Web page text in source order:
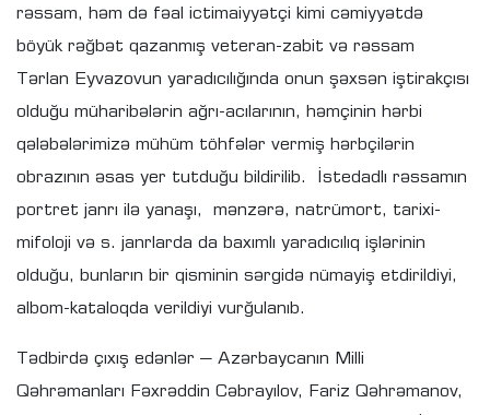
rəssam, həm də fəal ictimaiyyətçi kimi cəmiyyətdə
böyük rəğbət qazanmış veteran-zabit və rəssam
Tərlan Eyvazovun yaradıcılığında onun şəxsən iştirakçısı
olduğu müharibələrin ağrı-acılarının, həmçinin hərbi
qələbələrimizə mühüm töhfələr vermiş hərbçilərin
obrazının əsas yer tutduğu bildirilib. İstedadlı rəssamın
portret janrı ilə yanaşı, mənzərə, natrümort, tarixi-
mifoloji və s. janrlarda da baxımlı yaradıcılıq işlərinin
olduğu, bunların bir qisminin sərgidə nümayiş etdirildiyi,
albom-kataloqda verildiyi vurğulanıb.
Tədbirdə çıxış edənlər – Azərbaycanın Milli
Qəhrəmanları Fəxrəddin Cəbrayılov, Fariz Qəhrəmanov,